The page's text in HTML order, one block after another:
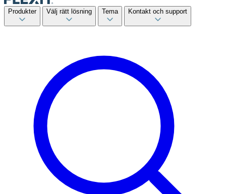
Produkter Välj rätt lösning Tema Kontakt och support